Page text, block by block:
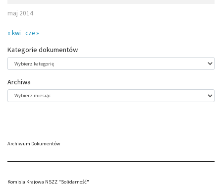
maj 2014
« kwi cze »
Kategorie dokumentów
dokumentów
Archiwa
Archiwa
Archiwum Dokumentów
Komisja Krajowa NSZZ "Solidarność"